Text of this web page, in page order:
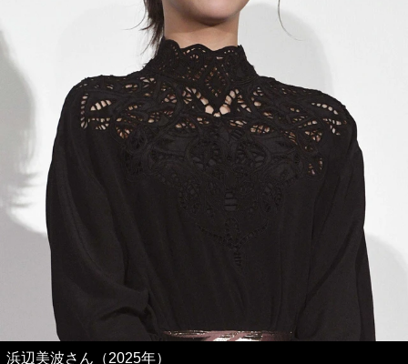
浜辺美波さん（2025年）